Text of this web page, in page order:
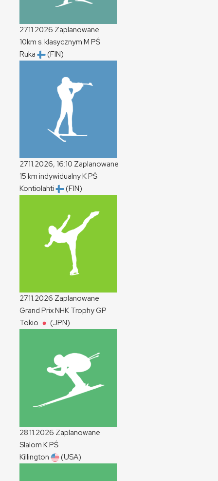
27.11.2026 Zaplanowane
10km s. klasycznym M PŚ
Ruka
(FIN)
27.11.2026, 16:10 Zaplanowane
15 km indywidualnyKPŚ
Kontiolahti
(FIN)
27.11.2026 Zaplanowane
Grand Prix NHK TrophyGP
Tokio
(JPN)
28.11.2026 Zaplanowane
Slalom KPŚ
Killington
(USA)